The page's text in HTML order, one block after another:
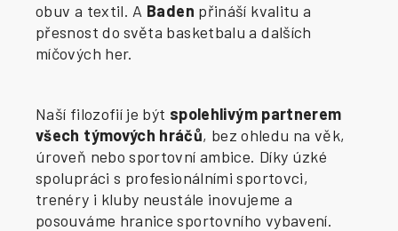
obuv a textil. A Baden přináší kvalitu a
přesnost do světa basketbalu a dalších
míčových her.
Naší filozofií je být spolehlivým partnerem
všech týmových hráčů, bez ohledu na věk,
úroveň nebo sportovní ambice. Díky úzké
spolupráci s profesionálními sportovci,
trenéry i kluby neustále inovujeme a
posouváme hranice sportovního vybavení.